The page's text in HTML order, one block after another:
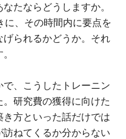
たならどうしますか。
に、その時間内に要点を
げられるかどうか。それ
、こうしたトレーニン
研究費の獲得に向けた
方といった話だけでは
ねてくるか分からない